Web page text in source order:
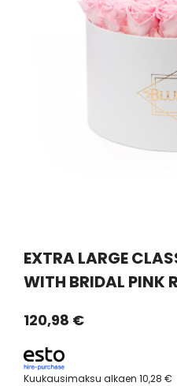
EXTRA LARGE
WITH BRIDAL PINK
120,98 €
Kuukausimaksu alkaen 10,28 €